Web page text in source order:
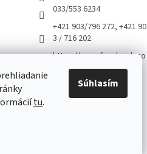
tu.
Súhlasím
033/553 6234
+421 903/796 272, +421 90
3 / 716 202
https://www.facebook.co
m/husqvarnatrnava
husqvarna_trnava_